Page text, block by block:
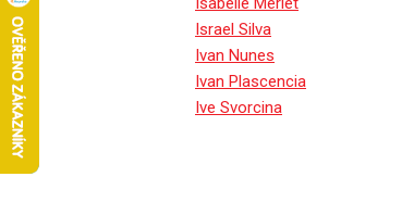
Israel Silva
Ivan Nunes
Ivan Plascencia
Ive Svorcina